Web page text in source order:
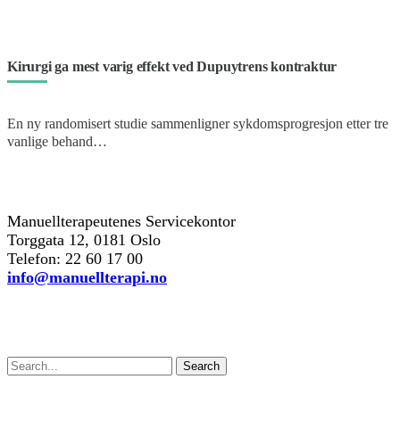
Kirurgi ga mest varig effekt ved Dupuytrens kontraktur
En ny randomisert studie sammenligner sykdomsprogresjon etter tre
vanlige behand…
Manuellterapeutenes Servicekontor
Torggata 12, 0181 Oslo
Telefon: 22 60 17 00
info@manuellterapi.no
Search